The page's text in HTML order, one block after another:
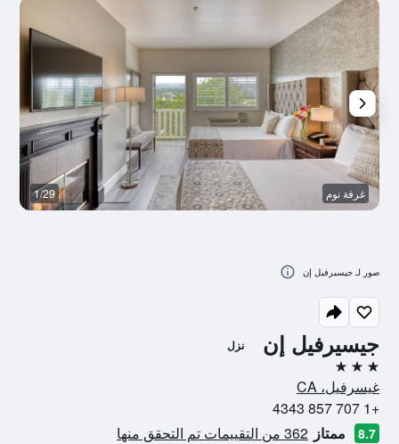
جيسيرفيل إن نزل
3 نجوم
غيسرفيل، CA
+1 707 857 4343
8.7 ممتاز 362 من التقييمات تم التحقق منها
غرفة نوم 1/29
صور لـ جيسيرفيل إن